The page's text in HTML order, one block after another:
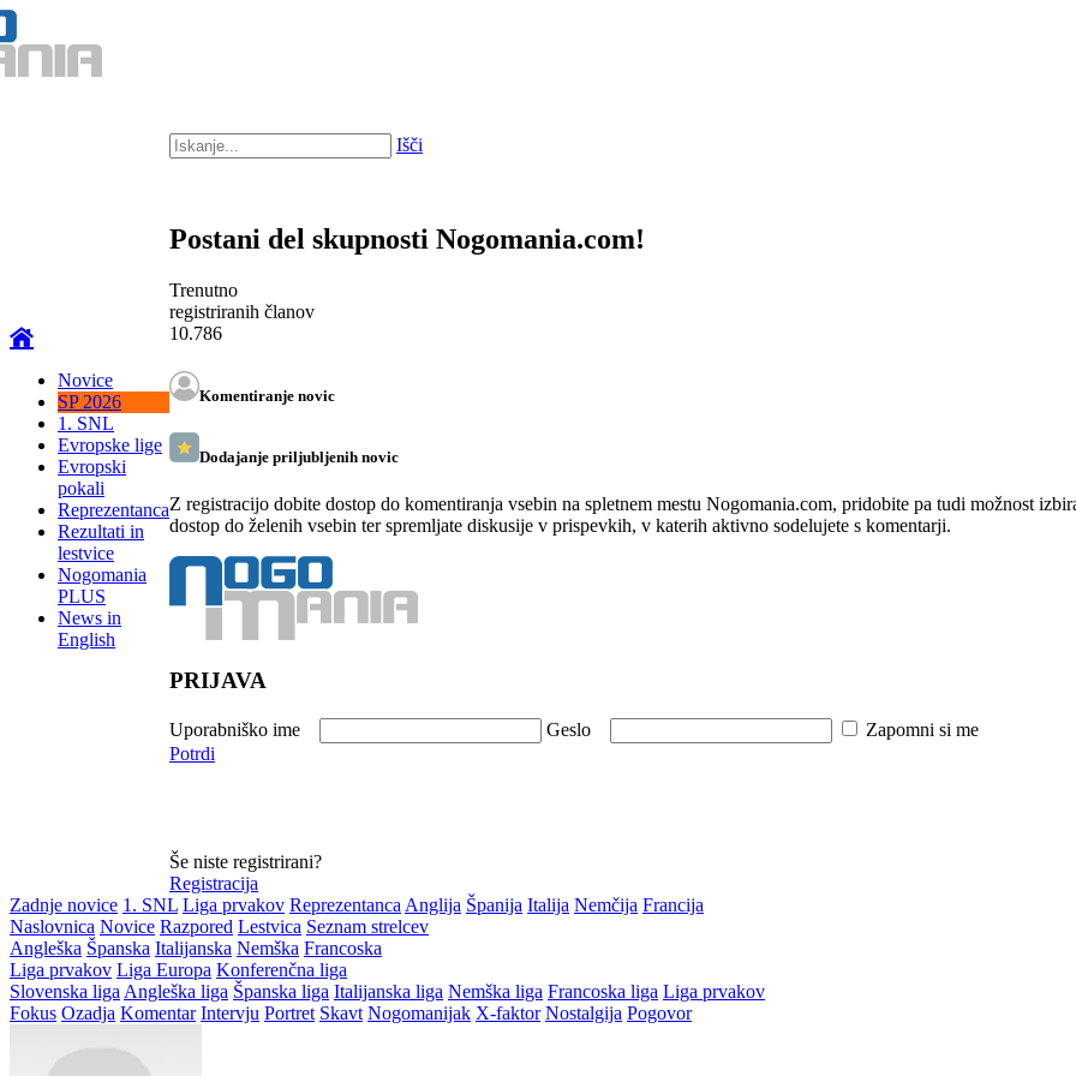
Novice
SP 2026
1. SNL
Evropske lige
Evropski
pokali
Reprezentanca
Rezultati in
lestvice
Nogomania
PLUS
News in
English
Išči
Postani del skupnosti Nogomania.com!
Trenutno
registriranih članov
10.786
Komentiranje novic
Dodajanje priljubljenih novic
Z registracijo dobite dostop do komentiranja vsebin na spletnem mestu Nogomania.com, pridobite pa tudi možnost
dostop do želenih vsebin ter spremljate diskusije v prispevkih, v katerih aktivno sodelujete s komentarji.
PRIJAVA
Uporabniško ime Geslo Zapomni si me
Potrdi
Še niste registrirani?
Registracija
Zadnje novice 1. SNL Liga prvakov Reprezentanca Anglija Španija Italija Nemčija Francija
Naslovnica Novice Razpored Lestvica Seznam strelcev
Angleška Španska Italijanska Nemška Francoska
Liga prvakov Liga Europa Konferenčna liga
Slovenska liga Angleška liga Španska liga Italijanska liga Nemška liga Francoska liga Liga prvakov
Fokus Ozadja Komentar Intervju Portret Skavt Nogomanijak X-faktor Nostalgija Pogovor